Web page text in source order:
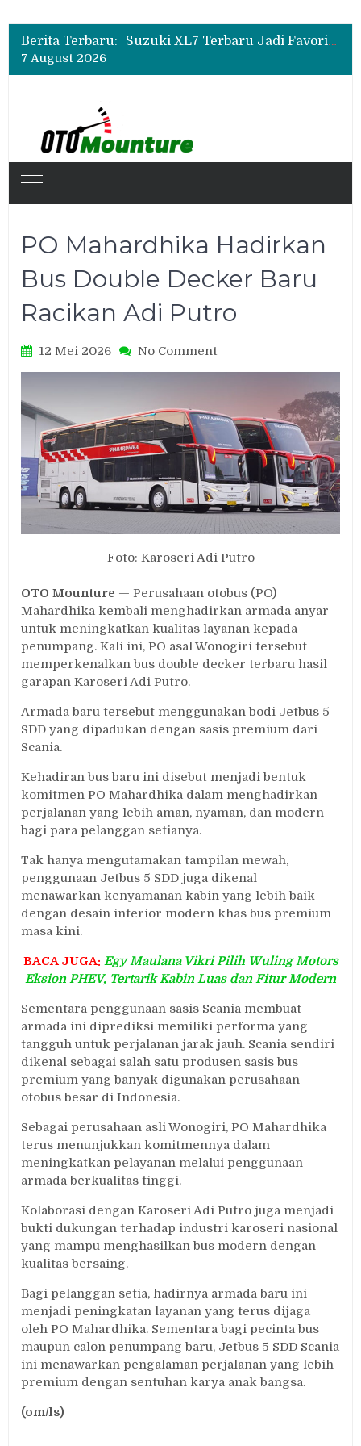
Berita Terbaru:
Suzuki XL7 Terbaru Jadi Favorit Test Drive di GIIAS 2026, Ini Fitur yang Paling Dipuji
Bukan Sekadar Sporty, Ini Alasan Suzuki Fronx SGX Hybrid Kuro Layak Dilirik
7 August 2026
PO Mahardhika Hadirkan
Bus Double Decker Baru
Racikan Adi Putro
12 Mei 2026 No Commenton
Bus
Double
Decker
Baru
Racikan
Adi
Putro
Foto: Karoseri Adi Putro
OTO Mounture — Perusahaan otobus (PO)
Mahardhika kembali menghadirkan armada anyar
untuk meningkatkan kualitas layanan kepada
penumpang. Kali ini, PO asal Wonogiri tersebut
memperkenalkan bus double decker terbaru hasil
garapan Karoseri Adi Putro.
Armada baru tersebut menggunakan bodi Jetbus 5
SDD yang dipadukan dengan sasis premium dari
Scania.
Kehadiran bus baru ini disebut menjadi bentuk
komitmen PO Mahardhika dalam menghadirkan
perjalanan yang lebih aman, nyaman, dan modern
bagi para pelanggan setianya.
Tak hanya mengutamakan tampilan mewah,
penggunaan Jetbus 5 SDD juga dikenal
menawarkan kenyamanan kabin yang lebih baik
dengan desain interior modern khas bus premium
masa kini.
BACA JUGA: Egy Maulana Vikri Pilih Wuling Motors
Eksion PHEV, Tertarik Kabin Luas dan Fitur Modern
Sementara penggunaan sasis Scania membuat
armada ini diprediksi memiliki performa yang
tangguh untuk perjalanan jarak jauh. Scania sendiri
dikenal sebagai salah satu produsen sasis bus
premium yang banyak digunakan perusahaan
otobus besar di Indonesia.
Sebagai perusahaan asli Wonogiri, PO Mahardhika
terus menunjukkan komitmennya dalam
meningkatkan pelayanan melalui penggunaan
armada berkualitas tinggi.
Kolaborasi dengan Karoseri Adi Putro juga menjadi
bukti dukungan terhadap industri karoseri nasional
yang mampu menghasilkan bus modern dengan
kualitas bersaing.
Bagi pelanggan setia, hadirnya armada baru ini
menjadi peningkatan layanan yang terus dijaga
oleh PO Mahardhika. Sementara bagi pecinta bus
maupun calon penumpang baru, Jetbus 5 SDD Scania
ini menawarkan pengalaman perjalanan yang lebih
premium dengan sentuhan karya anak bangsa.
(om/ls)